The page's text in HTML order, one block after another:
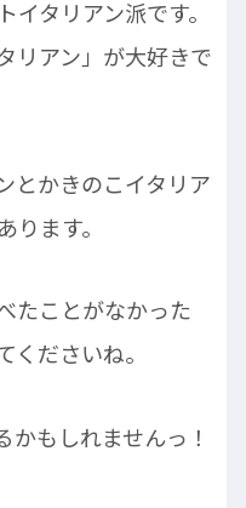
タリアン派です。
リアン」が大好きで
とかきのこイタリア
ます。
たことがなかった
くださいね。
かもしれませんっ！